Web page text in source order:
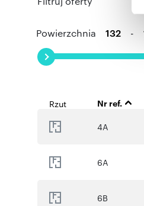
Powierzchnia -
Rzut Nr ref.
4A
6A
6B